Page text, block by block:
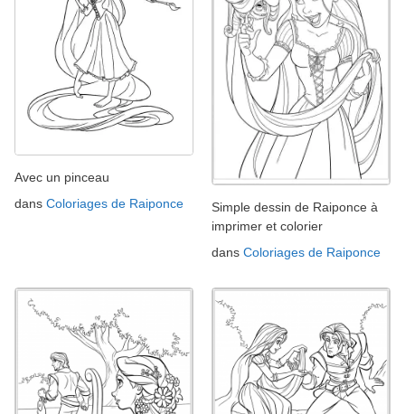
Avec un pinceau
dans Coloriages de Raiponce
Simple dessin de Raiponce à
imprimer et colorier
dans Coloriages de Raiponce